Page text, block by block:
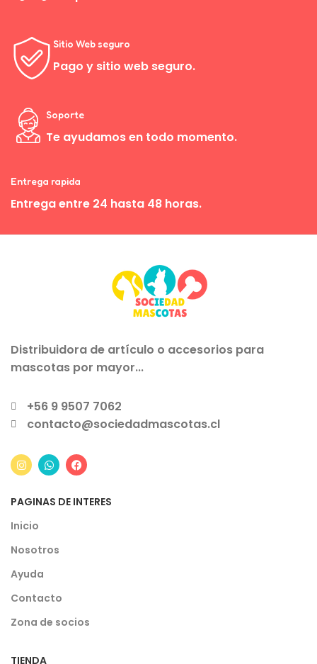
Sitio Web seguro
Pago y sitio web seguro.
Soporte
Te ayudamos en todo momento.
Entrega rapida
Entrega entre 24 hasta 48 horas.
Distribuidora de artículo o accesorios para
mascotas por mayor...
+56 9 9507 7062
contacto@sociedadmascotas.cl
PAGINAS DE INTERES
Inicio
Nosotros
Ayuda
Contacto
Zona de socios
TIENDA